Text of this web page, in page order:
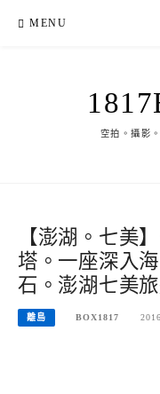
MENU
空拍。攝影
【澎湖。七美
塔。一座深入
石。澎湖七美
離島 BOX1817